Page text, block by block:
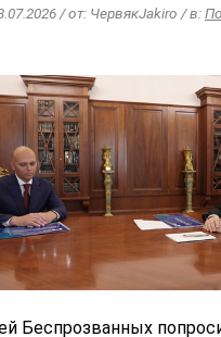
/ от: ЧервякJakiro / в:
Беспрозванных